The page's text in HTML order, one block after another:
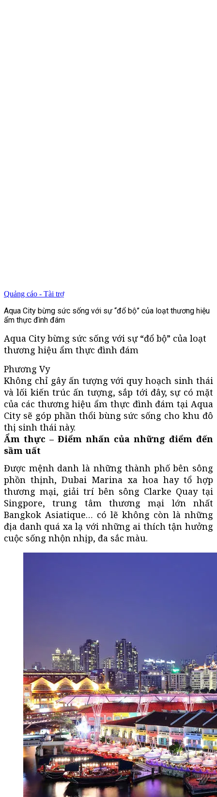
Quảng cáo - Tài trợ
Aqua City bừng sức sống với sự “đổ bộ” của loạt thương hiệu
ẩm thực đình đám
Aqua City bừng sức sống với sự “đổ bộ” của loạt
thương hiệu ẩm thực đình đám
Phương Vy
Không chỉ gây ấn tượng với quy hoạch sinh thái
và lối kiến trúc ấn tượng, sắp tới đây, sự có mặt
của các thương hiệu ẩm thực đình đám tại Aqua
City sẽ góp phần thổi bùng sức sống cho khu đô
thị sinh thái này.
Ẩm thực – Điểm nhấn của những điểm đến
sầm uất
Được mệnh danh là những thành phố bên sông
phồn thịnh, Dubai Marina xa hoa hay tổ hợp
thương mại, giải trí bên sông Clarke Quay tại
Singpore, trung tâm thương mại lớn nhất
Bangkok Asiatique… có lẽ không còn là những
địa danh quá xa lạ với những ai thích tận hưởng
cuộc sống nhộn nhịp, đa sắc màu.